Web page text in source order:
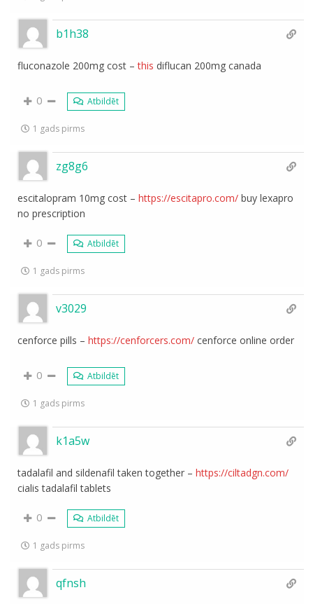
b1h38
fluconazole 200mg cost –this diflucan 200mg canada
0 Atbildēt
1 gads pirms
zg8g6
escitalopram 10mg cost –https://escitapro.com/ buy lexapro
no prescription
0 Atbildēt
1 gads pirms
v3029
cenforce pills –https://cenforcers.com/ cenforce online order
0 Atbildēt
1 gads pirms
k1a5w
tadalafil and sildenafil taken together –https://ciltadgn.com/
cialis tadalafil tablets
0 Atbildēt
1 gads pirms
qfnsh